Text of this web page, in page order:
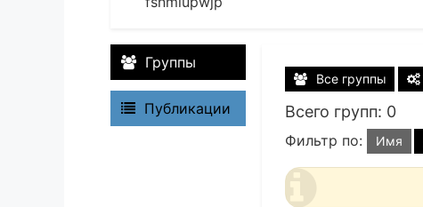
Группы
Публикации
Все группы
Всего групп: 0
Фильтр по: Имя